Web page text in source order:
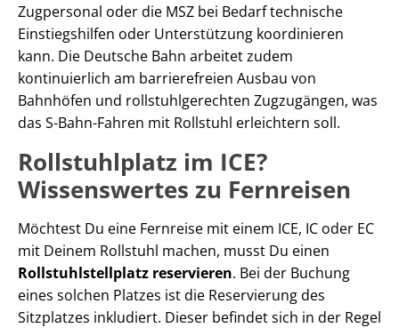
Zugpersonal oder die MSZ bei Bedarf technische
Einstiegshilfen oder Unterstützung koordinieren
kann. Die Deutsche Bahn arbeitet zudem
kontinuierlich am barrierefreien Ausbau von
Bahnhöfen und rollstuhlgerechten Zugzugängen, was
das S-Bahn-Fahren mit Rollstuhl erleichtern soll.
Rollstuhlplatz im ICE?
Wissenswertes zu Fernreisen
Möchtest Du eine Fernreise mit einem ICE, IC oder EC
mit Deinem Rollstuhl machen, musst Du einen
Rollstuhlstellplatz reservieren. Bei der Buchung
eines solchen Platzes ist die Reservierung des
Sitzplatzes inkludiert. Dieser befindet sich in der Regel